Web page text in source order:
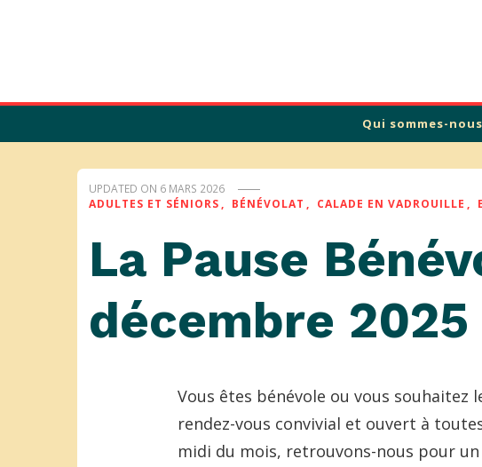
Qui sommes-
UPDATED ON 6 MARS 2026
ADULTES ET SÉNIORS
BÉNÉVOLAT CALADE EN VADROUILLE
La Pause
décembre 2025
Vous êtes bénévole ou vous souhaitez
rendez-vous convivial et ouvert à
midi du mois, retrouvons-nous pour